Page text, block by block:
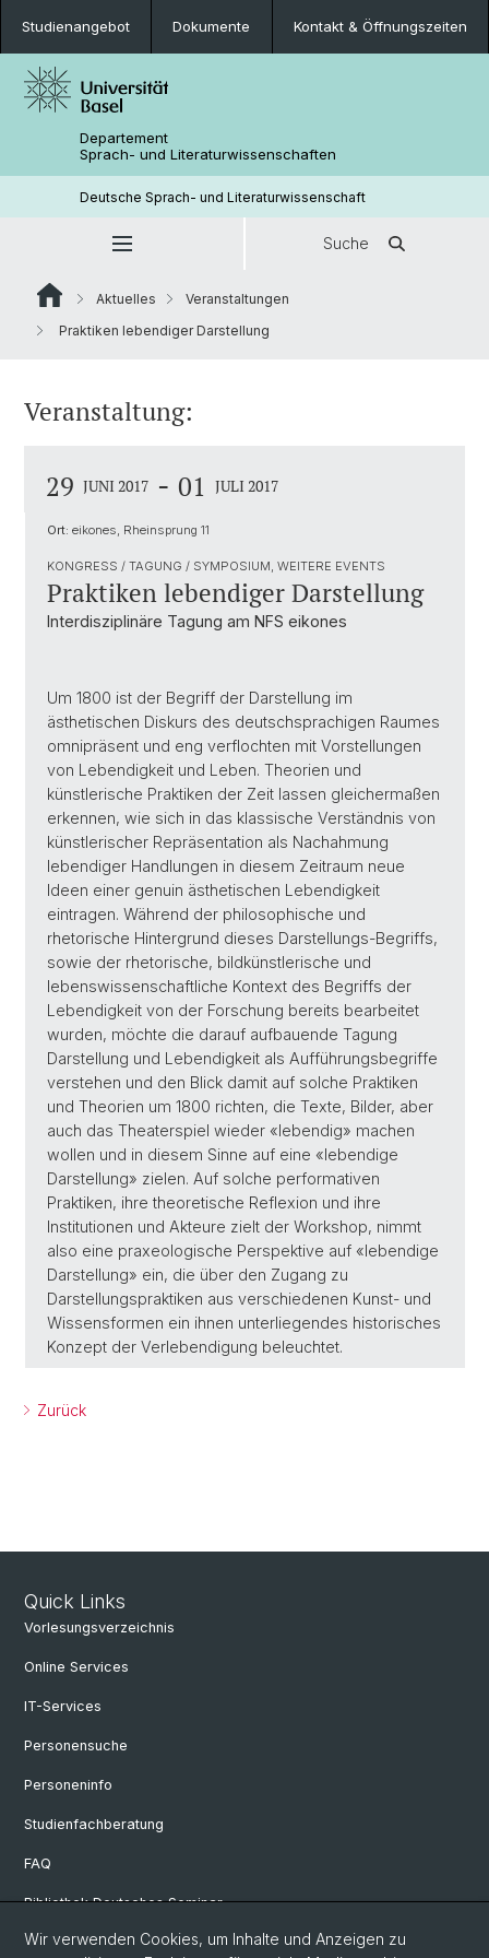
Studienangebot Dokumente Kontakt & Öffnungszeiten
Departement
Sprach- und Literaturwissenschaften
Deutsche Sprach- und Literaturwissenschaft
Suche
Aktuelles
Veranstaltungen
Praktiken lebendiger Darstellung
Veranstaltung:
29 JUNI 2017 - 01 JULI 2017
Ort: eikones, Rheinsprung 11
KONGRESS / TAGUNG / SYMPOSIUM, WEITERE EVENTS
Praktiken lebendiger Darstellung
Interdisziplinäre Tagung am NFS eikones
Um 1800 ist der Begriff der Darstellung im
ästhetischen Diskurs des deutschsprachigen Raumes
omnipräsent und eng verflochten mit Vorstellungen
von Lebendigkeit und Leben. Theorien und
künstlerische Praktiken der Zeit lassen gleichermaßen
erkennen, wie sich in das klassische Verständnis von
künstlerischer Repräsentation als Nachahmung
lebendiger Handlungen in diesem Zeitraum neue
Ideen einer genuin ästhetischen Lebendigkeit
eintragen. Während der philosophische und
rhetorische Hintergrund dieses Darstellungs-Begriffs,
sowie der rhetorische, bildkünstlerische und
lebenswissenschaftliche Kontext des Begriffs der
Lebendigkeit von der Forschung bereits bearbeitet
wurden, möchte die darauf aufbauende Tagung
Darstellung und Lebendigkeit als Aufführungsbegriffe
verstehen und den Blick damit auf solche Praktiken
und Theorien um 1800 richten, die Texte, Bilder, aber
auch das Theaterspiel wieder «lebendig» machen
wollen und in diesem Sinne auf eine «lebendige
Darstellung» zielen. Auf solche performativen
Praktiken, ihre theoretische Reflexion und ihre
Institutionen und Akteure zielt der Workshop, nimmt
also eine praxeologische Perspektive auf «lebendige
Darstellung» ein, die über den Zugang zu
Darstellungspraktiken aus verschiedenen Kunst- und
Wissensformen ein ihnen unterliegendes historisches
Konzept der Verlebendigung beleuchtet.
Zurück
Quick Links
Vorlesungsverzeichnis
Online Services
IT-Services
Personensuche
Personeninfo
Studienfachberatung
FAQ
Bibliothek Deutsches Seminar
Neuere deutsche Literaturwissenschaft
Wir verwenden Cookies, um Inhalte und Anzeigen zu